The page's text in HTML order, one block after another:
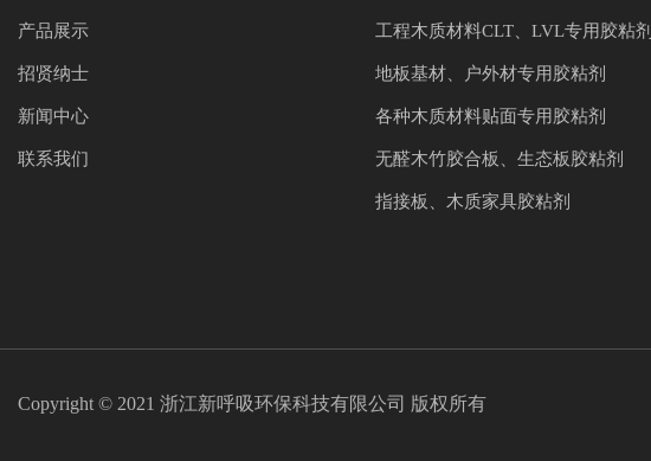
产品展示
招贤纳士
新闻中心
联系我们
工程木质材料CLT、LVL专用胶粘剂
地板基材、户外材专用胶粘剂
各种木质材料贴面专用胶粘剂
无醛木竹胶合板、生态板胶粘剂
指接板、木质家具胶粘剂
Copyright © 2021 浙江新呼吸环保科技有限公司 版权所有